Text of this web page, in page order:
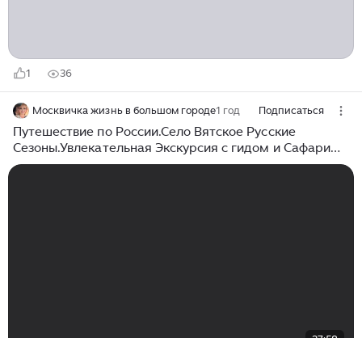
1 36
Москвичка жизнь в большом городе1 год Подписаться
Путешествие по России.Село Вятское Русские
Сезоны.Увлекательная Экскурсия с гидом и Сафари
Парк